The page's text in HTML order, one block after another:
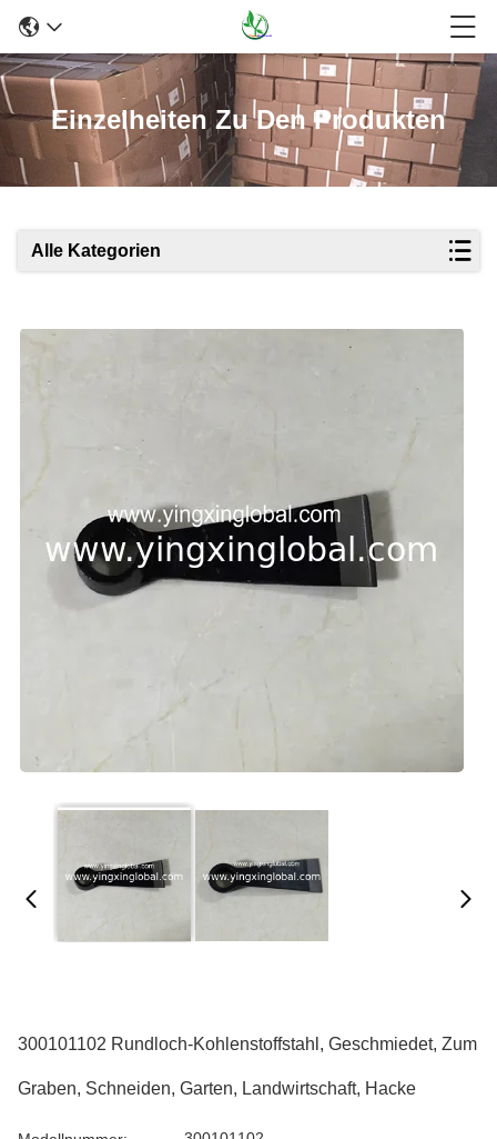
Einzelheiten Zu Den Produkten
Alle Kategorien
300101102 Rundloch-Kohlenstoffstahl, Geschmiedet, Zum
Graben, Schneiden, Garten, Landwirtschaft, Hacke